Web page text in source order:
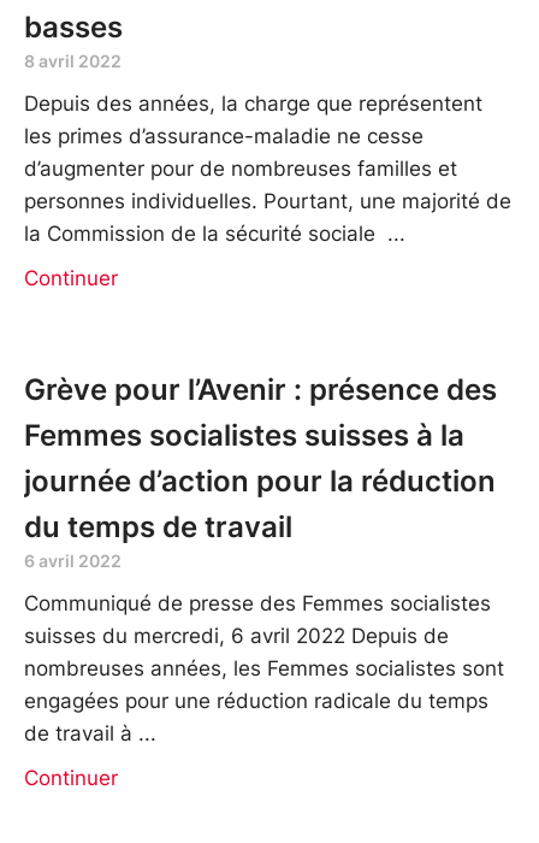
basses
8 avril 2022
Depuis des années, la charge que représentent
les primes d’assurance-maladie ne cesse
d’augmenter pour de nombreuses familles et
personnes individuelles. Pourtant, une majorité de
la Commission de la sécurité sociale
Continuer
Grève pour l’Avenir : présence des
Femmes socialistes suisses à la
journée d’action pour la réduction
du temps de travail
6 avril 2022
Communiqué de presse des Femmes socialistes
suisses du mercredi, 6 avril 2022 Depuis de
nombreuses années, les Femmes socialistes sont
engagées pour une réduction radicale du temps
de travail à
Continuer